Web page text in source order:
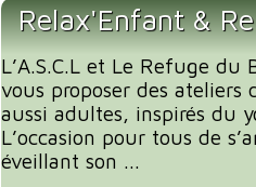
Relax'Enfant &
L’A.S.C.L et Le Refuge
vous proposer des
aussi adultes, inspirés du
L’occasion pour tous de
éveillant son ...